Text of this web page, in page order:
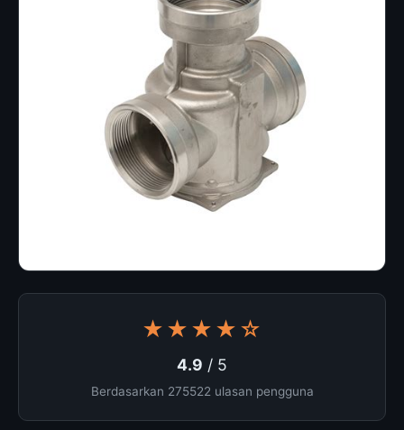
★★★★☆
4.9 / 5
Berdasarkan 275522 ulasan pengguna